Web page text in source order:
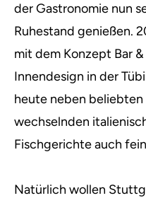
der Gastronomie nun
Ruhestand genießen.
mit dem Konzept Bar
Innendesign in der
heute neben beliebten
wechselnden
Fischgerichte auch
Natürlich wollen